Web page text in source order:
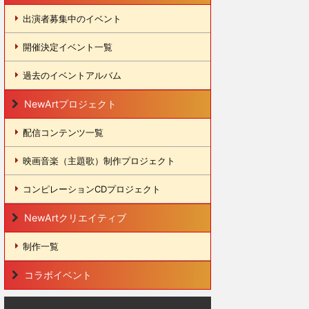
出演者募集中のイベント
開催決定イベント一覧
過去のイベントアルバム
NewArtプロジェクト
配信コンテンツ一覧
映画音楽（主題歌）制作プロジェクト
コンピレーションCDプロジェクト
NewArtクリエイティブ
制作一覧
コラボイベント